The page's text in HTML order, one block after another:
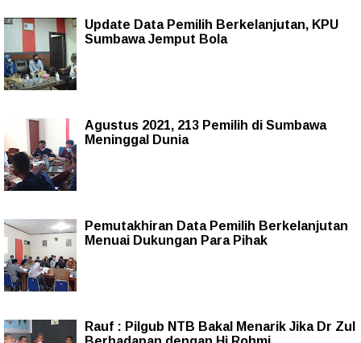
Update Data Pemilih Berkelanjutan, KPU
Sumbawa Jemput Bola
Agustus 2021, 213 Pemilih di Sumbawa
Meninggal Dunia
Pemutakhiran Data Pemilih Berkelanjutan
Menuai Dukungan Para Pihak
Rauf : Pilgub NTB Bakal Menarik Jika Dr Zul